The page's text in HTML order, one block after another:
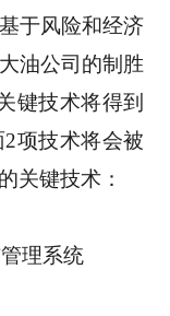
于风险和经济
油公司的制胜
键技术将得到
项技术将会被
关键技术：
理系统